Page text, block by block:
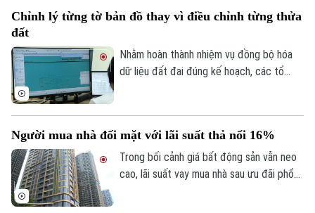
Âm nhạc
Chỉnh lý từng tờ bản đồ thay vì điều chỉnh từng thửa
đất
Nhằm hoàn thành nhiệm vụ đồng bộ hóa
dữ liệu đất đai đúng kế hoạch, các tổ
từng tờ bản đồ thay vì chỉnh lý từng thửa
đất như trước đây đã và đang được xem
là giải pháp tối ưu.
Người mua nhà đối mặt với lãi suất thả nổi 16%
Trong bối cảnh giá bất động sản vẫn neo
cao, lãi suất vay mua nhà sau ưu đãi phổ